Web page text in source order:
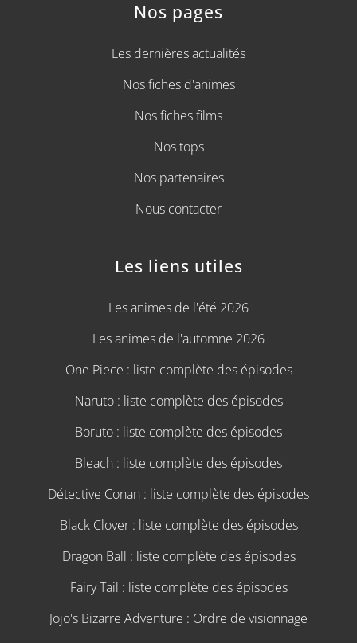
Nos pages
Les dernières actualités
Nos fiches d'animes
Nos fiches films
Nos tops
Nos partenaires
Nous contacter
Les liens utiles
Les animes de l'été 2026
Les animes de l'automne 2026
One Piece : liste complète des épisodes
Naruto : liste complète des épisodes
Boruto : liste complète des épisodes
Bleach : liste complète des épisodes
Détective Conan : liste complète des épisodes
Black Clover : liste complète des épisodes
Dragon Ball : liste complète des épisodes
Fairy Tail : liste complète des épisodes
Jojo's Bizarre Adventure : Ordre de visionnage